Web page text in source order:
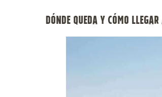
DÓNDE QUEDA Y CÓMO